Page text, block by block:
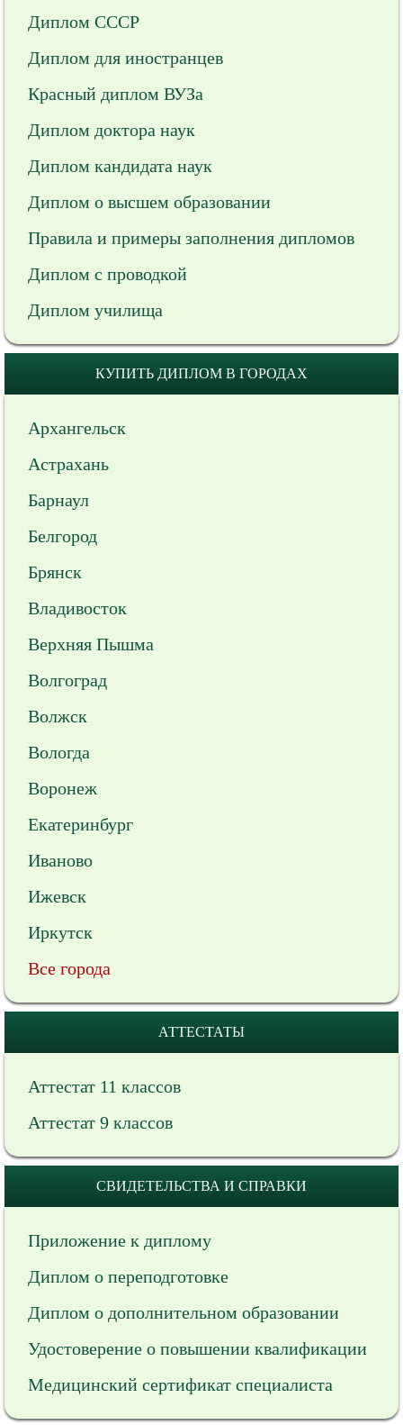
Диплом СССР
Диплом для иностранцев
Красный диплом ВУЗа
Диплом доктора наук
Диплом кандидата наук
Диплом о высшем образовании
Правила и примеры заполнения дипломов
Диплом с проводкой
Диплом училища
КУПИТЬ ДИПЛОМ В ГОРОДАХ
Архангельск
Астрахань
Барнаул
Белгород
Брянск
Владивосток
Верхняя Пышма
Волгоград
Волжск
Вологда
Воронеж
Екатеринбург
Иваново
Ижевск
Иркутск
Все города
АТТЕСТАТЫ
Аттестат 11 классов
Аттестат 9 классов
СВИДЕТЕЛЬСТВА И СПРАВКИ
Приложение к диплому
Диплом о переподготовке
Диплом о дополнительном образовании
Удостоверение о повышении квалификации
Медицинский сертификат специалиста